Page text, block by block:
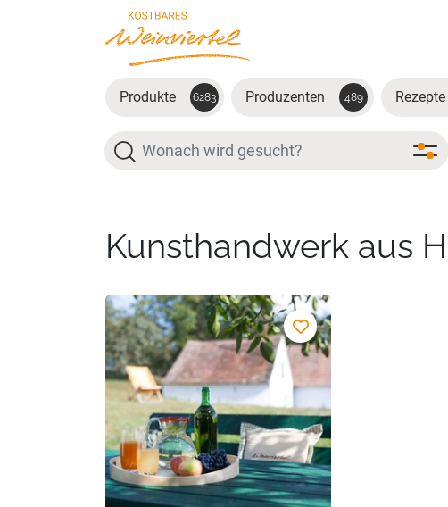
Zum Hauptinhalt springen
Produkte 6283 Produzenten 489 Rezepte
Suche
Kunsthandwerk aus